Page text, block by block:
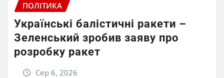
ПОЛІТИКА
Українські балістичні ракети –
Зеленський зробив заяву про
розробку ракет
Сер 6, 2026